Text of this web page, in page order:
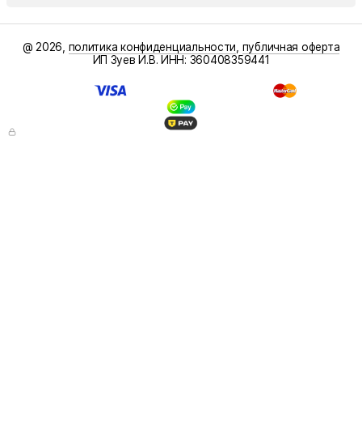
@ 2026, политика конфиденциальности публичная оферта
ИП Зуев И.В. ИНН: 360408359441